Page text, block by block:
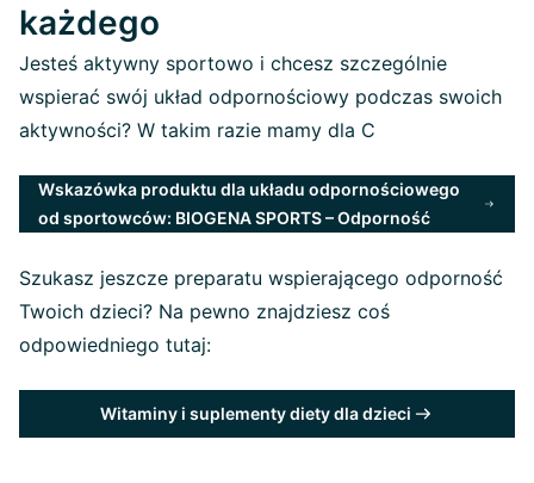
każdego
Jesteś aktywny sportowo i chcesz szczególnie
wspierać swój układ odpornościowy podczas swoich
aktywności? W takim razie mamy dla C
Wskazówka produktu dla układu odpornościowego
od sportowców: BIOGENA SPORTS – Odporność
Szukasz jeszcze preparatu wspierającego odporność
Twoich dzieci? Na pewno znajdziesz coś
odpowiedniego tutaj:
Witaminy i suplementy diety dla dzieci